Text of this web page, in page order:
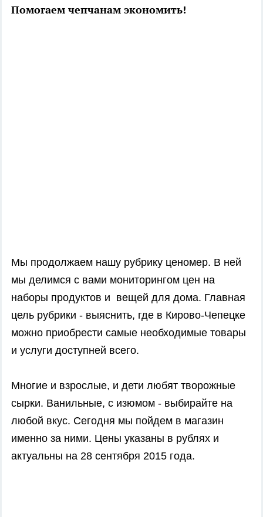
Помогаем чепчанам экономить!
Мы продолжаем нашу рубрику ценомер. В ней
мы делимся с вами мониторингом цен на
наборы продуктов и вещей для дома. Главная
цель рубрики - выяснить, где в Кирово-Чепецке
можно приобрести самые необходимые товары
и услуги доступней всего.
Многие и взрослые, и дети любят творожные
сырки. Ванильные, с изюмом - выбирайте на
любой вкус. Сегодня мы пойдем в магазин
именно за ними. Цены указаны в рублях и
актуальны на 28 сентября 2015 года.